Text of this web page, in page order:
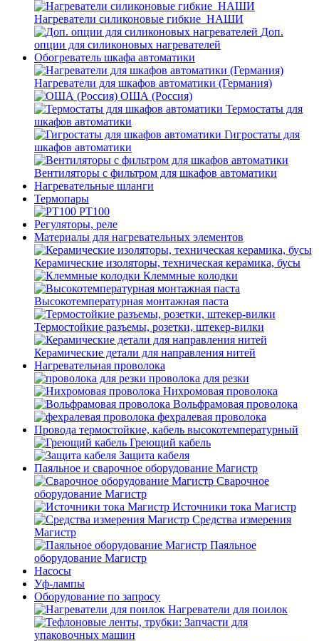
Нагреватели силиконовые гибкие_НАШИ
Доп.
опции для силиконовых нагревателей
Обогреватель шкафа автоматики
Нагреватели для шкафов автоматики (Германия)
ОША (Россия)
Термостаты для
шкафов автоматики
Гигростаты для
шкафов автоматики
Вентиляторы с фильтром для шкафов автоматики
Нагревательные шланги
Термопары
PT100
Регуляторы, реле
Материалы для нагревательных элементов
Керамические изоляторы, техническая керамика, бусы
Клеммные колодки
Высокотемпературная монтажная паста
Термостойкие разъемы, розетки, штекер-вилки
Керамические детали для направления нитей
Нагревательная проволока
проволока для резки
Нихромовая проволока
Вольфрамовая проволока
фехралевая проволока
Провода термостойкие, кабель высокотемпературный
Греющий кабель
Защита кабеля
Паяльное и сварочное оборудование Магистр
Сварочное
оборудование Магистр
Источники тока Магистр
Средства измерения
Магистр
Паяльное
оборудование Магистр
Насосы
Уф-лампы
Оборудование по запросу
Нагреватели для поилок